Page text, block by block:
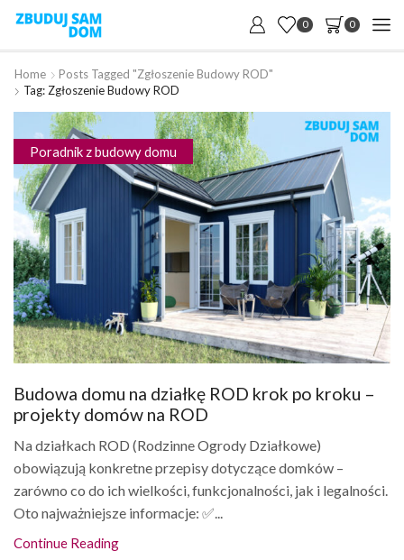
0 0
Home
Posts Tagged "zgłoszenie Budowy ROD"
Tag: Zgłoszenie Budowy ROD
Poradnik z budowy domu
Budowa domu na działkę ROD krok po kroku –
projekty domów na ROD
Na działkach ROD (Rodzinne Ogrody Działkowe)
obowiązują konkretne przepisy dotyczące domków –
zarówno co do ich wielkości, funkcjonalności, jak i legalności.
Oto najważniejsze informacje: ✅...
Continue Reading